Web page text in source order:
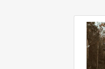
7º
8º
9º